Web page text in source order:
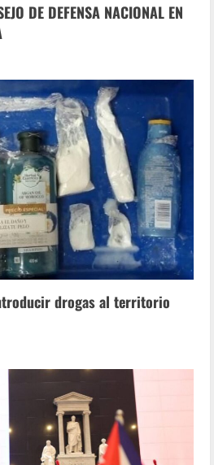
DE DEFENSA NACIONAL EN
drogas al territorio